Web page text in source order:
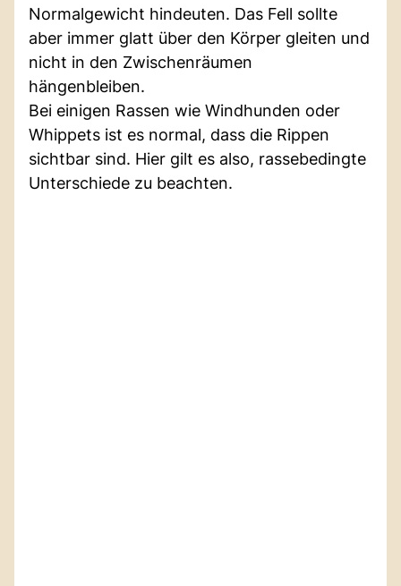
Normalgewicht hindeuten. Das Fell sollte
aber immer glatt über den Körper gleiten und
nicht in den Zwischenräumen
hängenbleiben.
Bei einigen Rassen wie Windhunden oder
Whippets ist es normal, dass die Rippen
sichtbar sind. Hier gilt es also, rassebedingte
Unterschiede zu beachten.